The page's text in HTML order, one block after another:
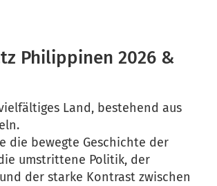
Philippinen 2026 &
Land, bestehend aus
die bewegte Geschichte der
umstrittene Politik, der
der starke Kontrast zwischen